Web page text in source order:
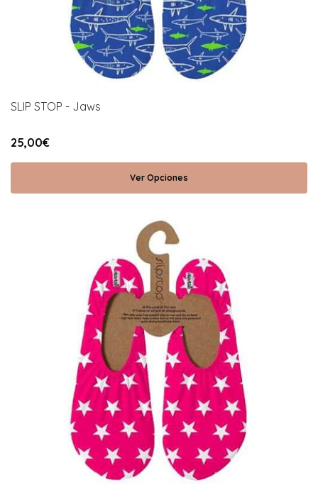
SLIP STOP - Jaws
25,00€
Ver Opciones